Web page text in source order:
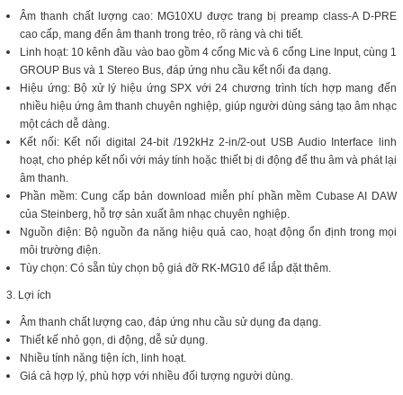
Âm thanh chất lượng cao: MG10XU được trang bị preamp class-A D-PRE
cao cấp, mang đến âm thanh trong trẻo, rõ ràng và chi tiết.
Linh hoạt: 10 kênh đầu vào bao gồm 4 cổng Mic và 6 cổng Line Input, cùng 1
GROUP Bus và 1 Stereo Bus, đáp ứng nhu cầu kết nối đa dạng.
Hiệu ứng: Bộ xử lý hiệu ứng SPX với 24 chương trình tích hợp mang đến
nhiều hiệu ứng âm thanh chuyên nghiệp, giúp người dùng sáng tạo âm nhạc
một cách dễ dàng.
Kết nối: Kết nối digital 24-bit /192kHz 2-in/2-out USB Audio Interface linh
hoạt, cho phép kết nối với máy tính hoặc thiết bị di động để thu âm và phát lại
âm thanh.
Phần mềm: Cung cấp bản download miễn phí phần mềm Cubase AI DAW
của Steinberg, hỗ trợ sản xuất âm nhạc chuyên nghiệp.
Nguồn điện: Bộ nguồn đa năng hiệu quả cao, hoạt động ổn định trong mọi
môi trường điện.
Tùy chọn: Có sẵn tùy chọn bộ giá đỡ RK-MG10 để lắp đặt thêm.
3. Lợi ích
Âm thanh chất lượng cao, đáp ứng nhu cầu sử dụng đa dạng.
Thiết kế nhỏ gọn, di động, dễ sử dụng.
Nhiều tính năng tiện ích, linh hoạt.
Giá cả hợp lý, phù hợp với nhiều đối tượng người dùng.